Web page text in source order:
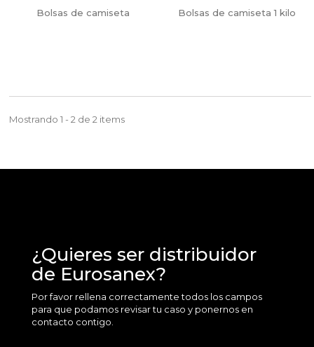
Bolsas de camiseta Bolsas de camiseta 1 kilo
Mostrando 1 - 2 de 2 items
¿Quieres ser distribuidor
de Eurosanex?
Por favor rellena correctamente todos los campos
para que podamos revisar tu caso y ponernos en
contacto contigo.